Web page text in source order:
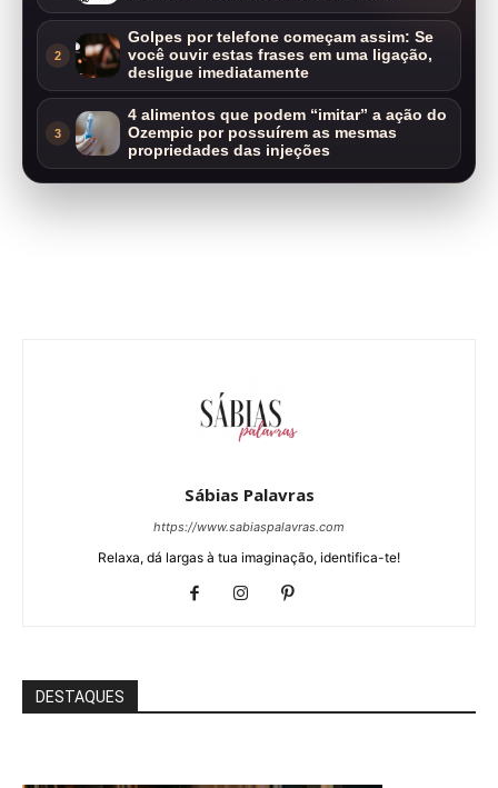
2
Golpes por telefone começam assim: Se
você ouvir estas frases em uma ligação,
desligue imediatamente
3
4 alimentos que podem “imitar” a ação do
Ozempic por possuírem as mesmas
propriedades das injeções
Sábias Palavras
https://www.sabiaspalavras.com
Relaxa, dá largas à tua imaginação, identifica-te!
DESTAQUES